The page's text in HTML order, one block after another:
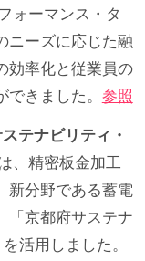
ォーマンス・タ
ニーズに応じた融
効率化と従業員の
きました。 参照
テナビリティ・
、精密板金加工
新分野である蓄電
「京都府サステナ
活用しました。